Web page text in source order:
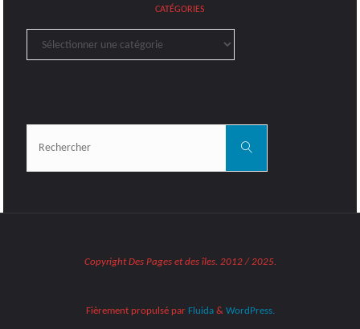
CATÉGORIES
Catégories
Rechercher
Copyright Des Pages et des îles. 2012 / 2025.
Fièrement propulsé parFluida& WordPress.